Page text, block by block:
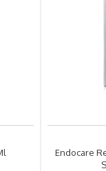
Endocare